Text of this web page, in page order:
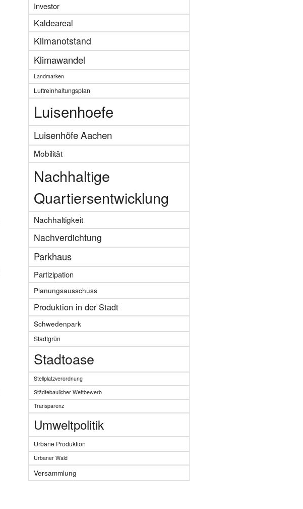
Investor
Kaldeareal
Klimanotstand
Klimawandel
Landmarken
Luftreinhaltungsplan
Luisenhoefe
Luisenhöfe Aachen
Mobilität
Nachhaltige
Quartiersentwicklung
Nachhaltigkeit
Nachverdichtung
Parkhaus
Partizipation
Planungsausschuss
Produktion in der Stadt
Schwedenpark
Stadtgrün
Stadtoase
Stellplatzverordnung
Städtebaulicher Wettbewerb
Transparenz
Umweltpolitik
Urbane Produktion
Urbaner Wald
Versammlung